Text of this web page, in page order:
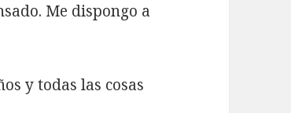
Me dispongo a
y todas las cosas